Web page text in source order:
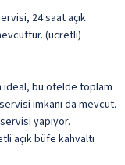
24 saat açık
(ücretli)
ideal, bu otelde toplam
imkanı da mevcut.
yapıyor.
açık büfe kahvaltı